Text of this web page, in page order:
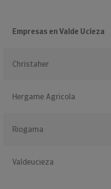
Empresas en Valde Ucieza
Christaher
Hergame Agricola
Riogama
Valdeucieza